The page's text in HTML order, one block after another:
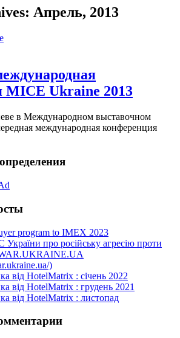
Апрель, 2013
MICE Ukraine 2013
в Международном выставочном
международная конференция
program to IMEX 2023
про російську агресію проти
)
від HotelMatrix : січень 2022
від HotelMatrix : грудень 2021
від HotelMatrix : листопад